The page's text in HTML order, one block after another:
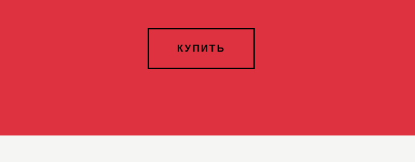
КУПИТЬ